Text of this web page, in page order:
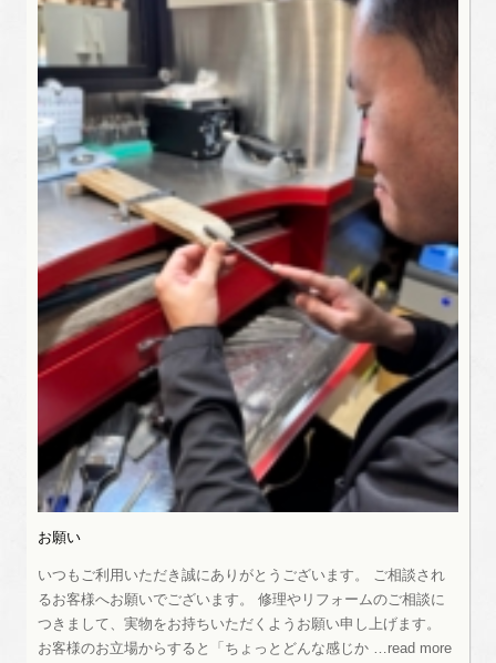
お願い
いつもご利用いただき誠にありがとうございます。 ご相談され
るお客様へお願いでございます。 修理やリフォームのご相談に
つきまして、実物をお持ちいただくようお願い申し上げます。
お客様のお立場からすると「ちょっとどんな感じか …read more